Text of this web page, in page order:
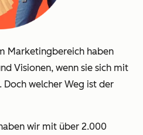
Marketingbereich haben
Visionen, wenn sie sich mit
welcher Weg ist der
wir mit über 2.000